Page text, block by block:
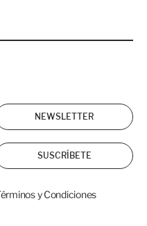
NEWSLETTER
SUSCRÍBETE
y Condiciones